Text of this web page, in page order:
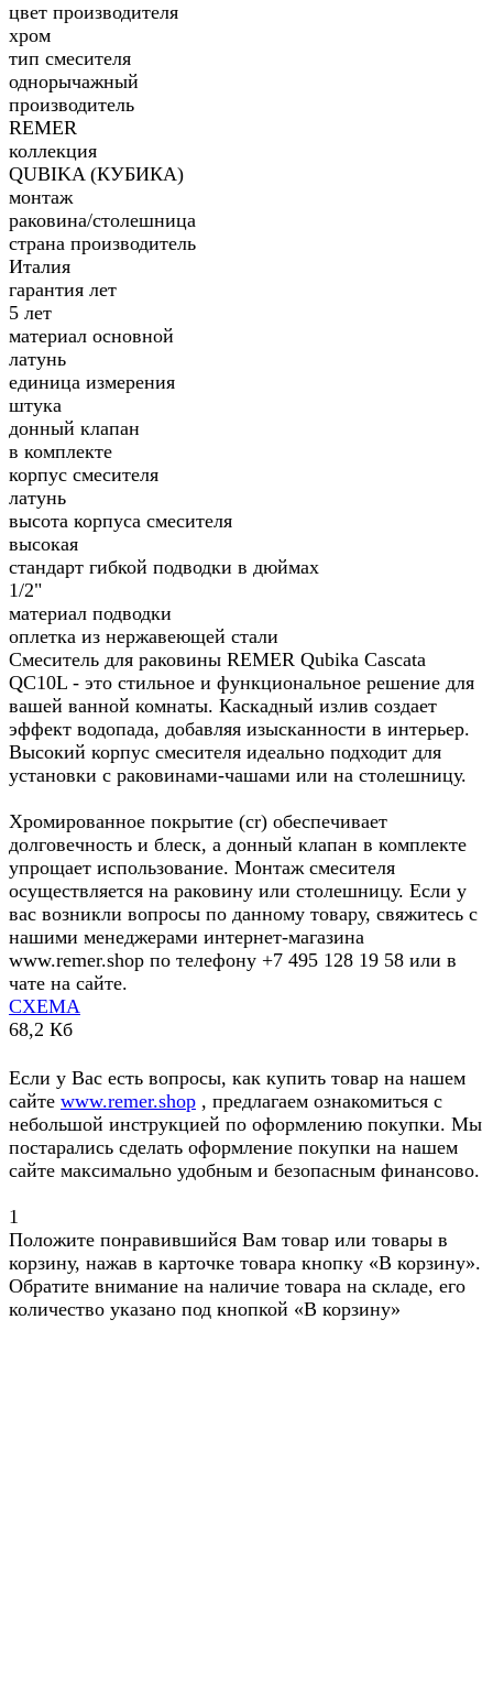
цвет производителя
хром
тип смесителя
однорычажный
производитель
REMER
коллекция
QUBIKA (КУБИКА)
монтаж
раковина/столешница
страна производитель
Италия
гарантия лет
5 лет
материал основной
латунь
единица измерения
штука
донный клапан
в комплекте
корпус смесителя
латунь
высота корпуса смесителя
высокая
стандарт гибкой подводки в дюймах
1/2"
материал подводки
оплетка из нержавеющей стали
Смеситель для раковины REMER Qubika Cascata
QC10L - это стильное и функциональное решение для
вашей ванной комнаты. Каскадный излив создает
эффект водопада, добавляя изысканности в интерьер.
Высокий корпус смесителя идеально подходит для
установки с раковинами-чашами или на столешницу.
Хромированное покрытие (cr) обеспечивает
долговечность и блеск, а донный клапан в комплекте
упрощает использование. Монтаж смесителя
осуществляется на раковину или столешницу. Если у
вас возникли вопросы по данному товару, свяжитесь с
нашими менеджерами интернет-магазина
www.remer.shop по телефону +7 495 128 19 58 или в
чате на сайте.
СХЕМА
68,2 Кб
Если у Вас есть вопросы, как купить товар на нашем
сайте www.remer.shop , предлагаем ознакомиться с
небольшой инструкцией по оформлению покупки. Мы
постарались сделать оформление покупки на нашем
сайте максимально удобным и безопасным финансово.
1
Положите понравившийся Вам товар или товары в
корзину, нажав в карточке товара кнопку «В корзину».
Обратите внимание на наличие товара на складе, его
количество указано под кнопкой «В корзину»